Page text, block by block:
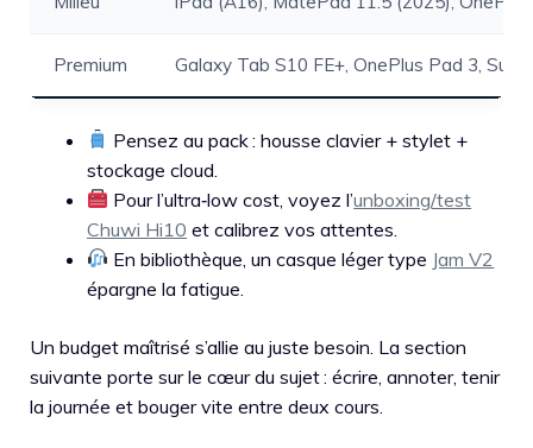
Premium Galaxy Tab S10 FE+, OnePlus Pad 3,
Pensez au pack : housse clavier + stylet +
stockage cloud.
Pour l’ultra‑low cost, voyez l’unboxing/test
Chuwi Hi10 et calibrez vos attentes.
En bibliothèque, un casque léger type Jam V2
épargne la fatigue.
Un budget maîtrisé s’allie au juste besoin. La section
suivante porte sur le cœur du sujet : écrire, annoter, tenir
la journée et bouger vite entre deux cours.